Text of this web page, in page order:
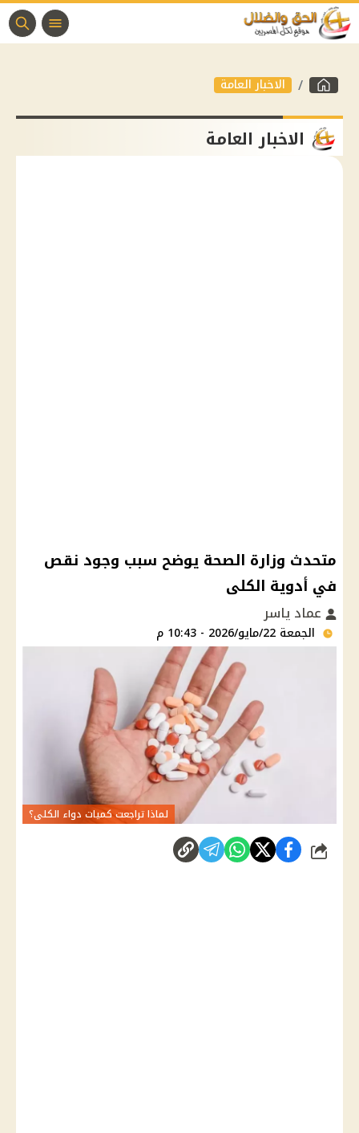
الاخبار العامة
الاخبار العامة
متحدث وزارة الصحة يوضح سبب وجود نقص
في أدوية الكلى
عماد ياسر
الجمعة 22/مايو/2026 - 10:43 م
لماذا تراجعت كميات دواء الكلى؟
شارك